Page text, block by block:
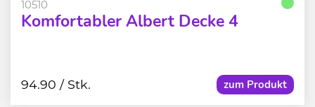
10510
Komfortabler Albert Decke 4
zum Produkt
94.90 / Stk.